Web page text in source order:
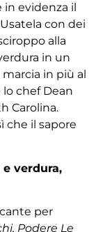
evidenza il
con dei
alla
in un
in più al
lo chef Dean
Carolina.
che il sapore
verdura,
per
Podere Le